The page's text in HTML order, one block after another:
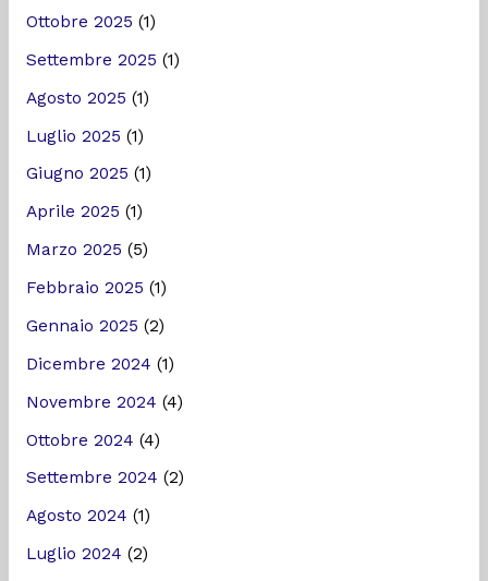
Ottobre 2025 (1)
Settembre 2025 (1)
Agosto 2025 (1)
Luglio 2025 (1)
Giugno 2025 (1)
Aprile 2025 (1)
Marzo 2025 (5)
Febbraio 2025 (1)
Gennaio 2025 (2)
Dicembre 2024 (1)
Novembre 2024 (4)
Ottobre 2024 (4)
Settembre 2024 (2)
Agosto 2024 (1)
Luglio 2024 (2)